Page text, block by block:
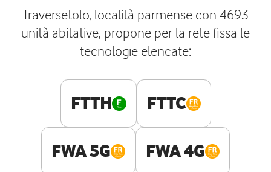
Traversetolo, località parmense con 4693
unità abitative, propone per la rete fissa le
tecnologie elencate:
FTTH FTTC
FWA 5G FWA 4G